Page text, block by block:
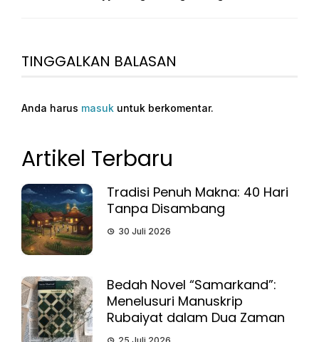
TINGGALKAN BALASAN
Anda harus masuk untuk berkomentar.
Artikel Terbaru
Tradisi Penuh Makna: 40 Hari
Tanpa Disambang
30 Juli 2026
Bedah Novel “Samarkand”:
Menelusuri Manuskrip
Rubaiyat dalam Dua Zaman